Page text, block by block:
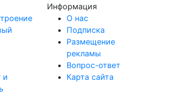
и
Информация
О нас
Подписка
Размещение
рекламы
Вопрос-ответ
Карта сайта